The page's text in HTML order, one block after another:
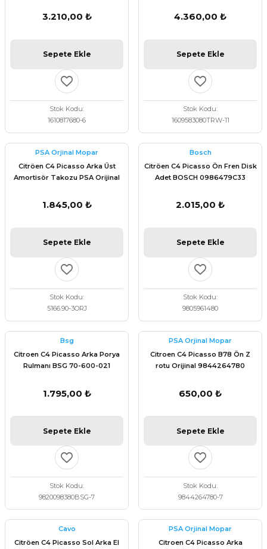
3.210,00 ₺
Sepete Ekle
Stok Kodu
1610817680-6
4.360,00 ₺
Sepete Ekle
Stok Kodu
1609583080TRW-11
PSA Orjinal Mopar
Citröen C4 Picasso Arka Üst
Amortisör Takozu PSA Orijinal
1.845,00 ₺
Sepete Ekle
Stok Kodu
5166.90-3ORJ
Bosch
Citröen C4 Picasso Ön Fren Disk
Adet BOSCH 0986479C33
2.015,00 ₺
Sepete Ekle
Stok Kodu
9805961480
Bsg
Citroen C4 Picasso Arka Porya
Rulmanı BSG 70-600-021
1.795,00 ₺
Sepete Ekle
Stok Kodu
9820098380BSG-7
PSA Orjinal Mopar
Citroen C4 Picasso B78 Ön Z
rotu Orijinal 9844264780
650,00 ₺
Sepete Ekle
Stok Kodu
9844264780-7
Cavo
Citröen C4 Picasso Sol Arka El
PSA Orjinal Mopar
Citroen C4 Picasso Arka